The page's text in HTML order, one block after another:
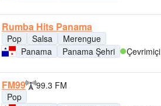
Rumba Hits Panama
Pop Salsa
Merengue
Panama
Panama Şehri Çevrimiçi
FM99
99.3 FM
Pop